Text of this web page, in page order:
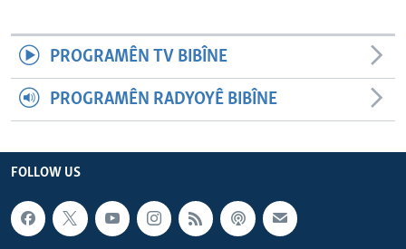
PROGRAMÊN TV BIBÎNE
PROGRAMÊN RADYOYÊ BIBÎNE
FOLLOW US